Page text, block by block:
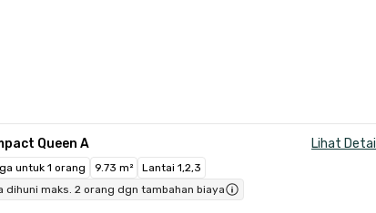
Queen A Lihat Detail
untuk 1 orang 9.73 m²
Lantai 1,2,3
dihuni maks. 2 orang dgn tambahan biaya